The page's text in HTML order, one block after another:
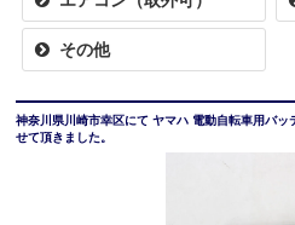
その他
神奈川県川崎市幸区にて ヤマハ 電動自転車用バ
せて頂きました。